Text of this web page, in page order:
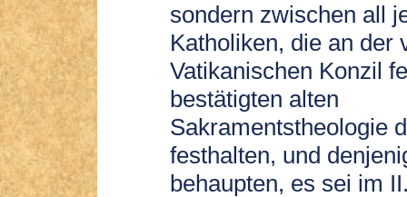
sondern zwischen all
Katholiken, die an der
Vatikanischen Konzil
bestätigten alten
Sakramentstheologie
festhalten, und
behaupten, es sei im